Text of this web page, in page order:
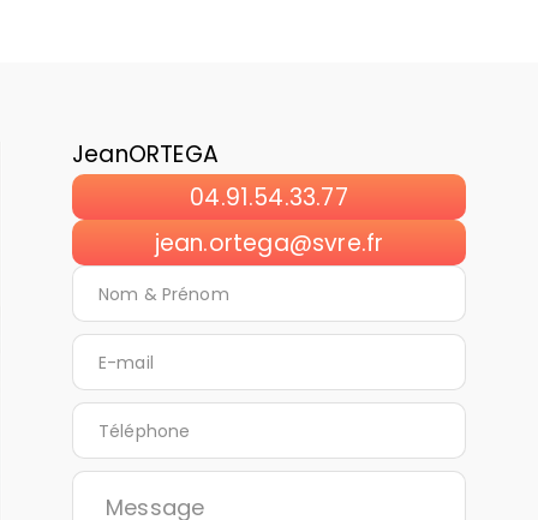
JeanORTEGA
04.91.54.33.77
jean.ortega@svre.fr